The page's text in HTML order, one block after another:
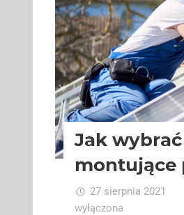
Jak
montujące
27 sierpnia 2021
wyłączona